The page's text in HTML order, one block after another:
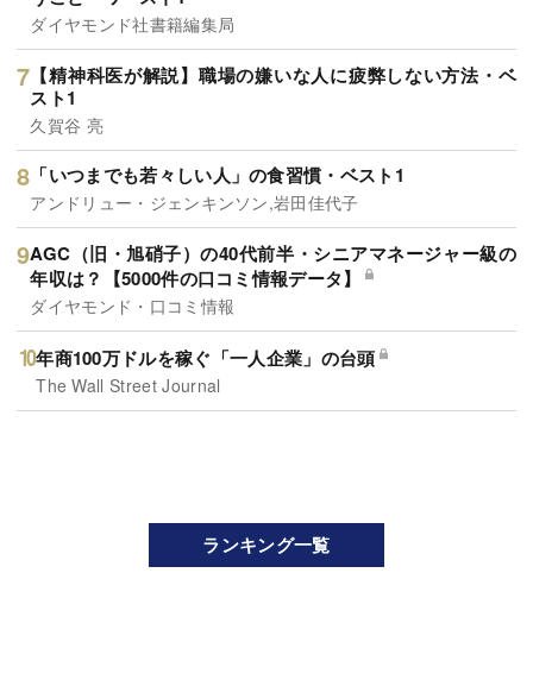
ダイヤモンド社書籍編集局
【精神科医が解説】職場の嫌いな人に疲弊しない方法・ベ
スト1
久賀谷 亮
「いつまでも若々しい人」の食習慣・ベスト1
アンドリュー・ジェンキンソン,岩田佳代子
AGC（旧・旭硝子）の40代前半・シニアマネージャー級の
年収は？【5000件の口コミ情報データ】
ダイヤモンド・口コミ情報
年商100万ドルを稼ぐ「一人企業」の台頭
The Wall Street Journal
ランキング一覧